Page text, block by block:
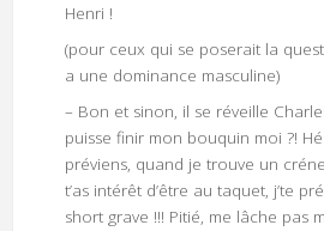
Henri !
(pour ceux qui se poserait la
a une dominance masculine)
– Bon et sinon, il se réveille
puisse finir mon bouquin moi ?!
préviens, quand je trouve un
t’as intérêt d’être au taquet, j’te
short grave !!! Pitié, me lâche pas